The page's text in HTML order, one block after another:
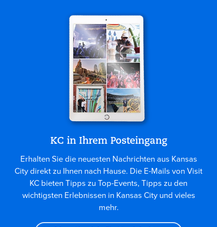
KC in Ihrem Posteingang
Erhalten Sie die neuesten Nachrichten aus Kansas
City direkt zu Ihnen nach Hause. Die E-Mails von Visit
KC bieten Tipps zu Top-Events, Tipps zu den
wichtigsten Erlebnissen in Kansas City und vieles
mehr.